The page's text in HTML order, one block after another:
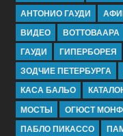
АНТОНИО ГАУДИ
ВИДЕО
ВОТТОВААРА
ГАУДИ
ГИПЕРБОРЕЯ
ЗОДЧИЕ ПЕТЕРБУРГА
КАСА БАЛЬО
МОСТЫ
ОГЮСТ
ПАБЛО ПИКАССО